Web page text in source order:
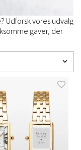
Udforsk vores udvalg
gaver, der